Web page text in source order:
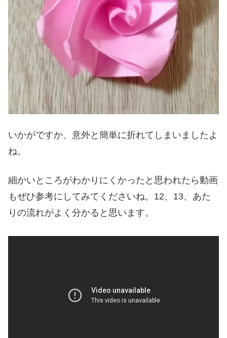
いかがですか、意外と簡単に折れてしまいましたよ
ね。
細かいところがわかりにくかったと思われたら動画
もぜひ参考にしてみてくださいね。12、13、あた
りの流れがよく分かると思います。